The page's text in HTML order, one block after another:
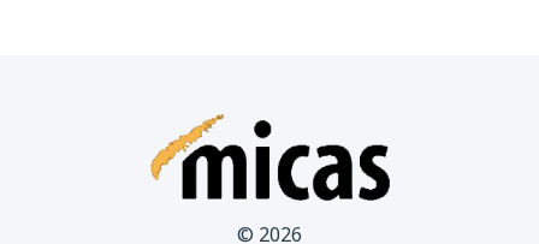
© 2026